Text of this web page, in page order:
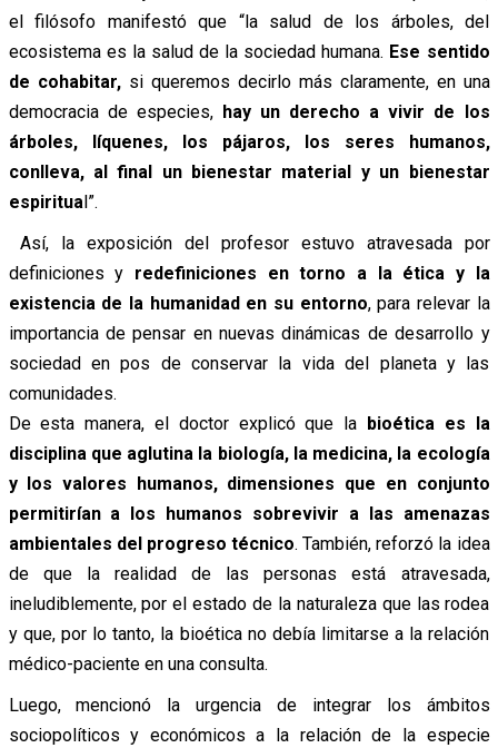
el filósofo manifestó que “la salud de los árboles, del
ecosistema es la salud de la sociedad humana. Ese sentido
de cohabitar,si queremos decirlo más claramente, en una
democracia de especies, hay un derecho a vivir de los
árboles, líquenes, los pájaros, los seres humanos,
conlleva, al final un bienestar material y un bienestar
espiritual”.
Así, la exposición del profesor estuvo atravesada por
definiciones y redefiniciones en torno a la ética y la
existencia de la humanidad en su entorno, para relevar la
importancia de pensar en nuevas dinámicas de desarrollo y
sociedad en pos de conservar la vida del planeta y las
comunidades.
De esta manera, el doctor explicó que la
bioética es la
disciplina que aglutina la biología, la medicina, la ecología
y los valores humanos, dimensiones que en conjunto
permitirían a los humanos sobrevivir a las amenazas
ambientales del progreso técnico. También, reforzó la idea
de que la realidad de las personas está atravesada,
ineludiblemente, por el estado de la naturaleza que las rodea
y que, por lo tanto, la bioética no debía limitarse a la relación
médico-paciente en una consulta.
Luego, mencionó la urgencia de integrar los ámbitos
sociopolíticos y económicos a la relación de la especie